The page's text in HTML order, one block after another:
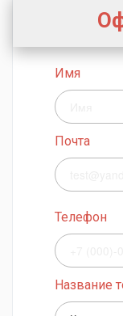
Имя
Почта
Телефон
Название